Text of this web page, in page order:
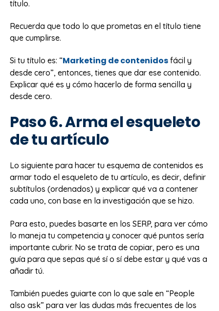
título.
Recuerda que todo lo que prometas en el título tiene
que cumplirse.
Si tu título es: “Marketing de contenidos fácil y
desde cero”, entonces, tienes que dar ese contenido.
Explicar qué es y cómo hacerlo de forma sencilla y
desde cero.
Paso 6. Arma el esqueleto
de tu artículo
Lo siguiente para hacer tu esquema de contenidos es
armar todo el esqueleto de tu artículo, es decir, definir
subtítulos (ordenados) y explicar qué va a contener
cada uno, con base en la investigación que se hizo.
Para esto, puedes basarte en los SERP, para ver cómo
lo maneja tu competencia y conocer qué puntos sería
importante cubrir. No se trata de copiar, pero es una
guía para que sepas qué sí o sí debe estar y qué vas a
añadir tú.
También puedes guiarte con lo que sale en “People
also ask” para ver las dudas más frecuentes de los